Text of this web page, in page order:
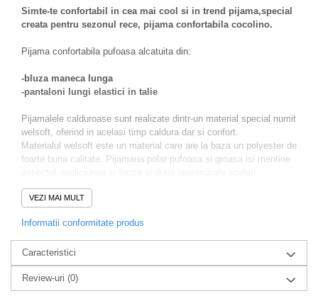
Simte-te confortabil in cea mai cool si in trend pijama,special
creata pentru sezonul rece, pijama confortabila cocolino.
Pijama confortabila pufoasa alcatuita din:
-bluza maneca lunga
-pantaloni lungi elastici in talie
Pijamalele calduroase sunt realizate dintr-un material special numit
welsoft, oferind in acelasi timp caldura dar si confort.
Materialul welsoft este un material care are la baza un polyester de
foarte buna calitate. Pijamaua polar pufoasa si groasa isi mentine
Prezinta imprimeu modern. Este o pijama lejera.
VEZI MAI MULT
Informatii conformitate produs
Caracteristici
Review-uri (0)